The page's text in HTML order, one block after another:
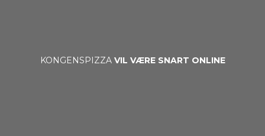
KONGENSPIZZA VIL VÆRE SNART ONLINE